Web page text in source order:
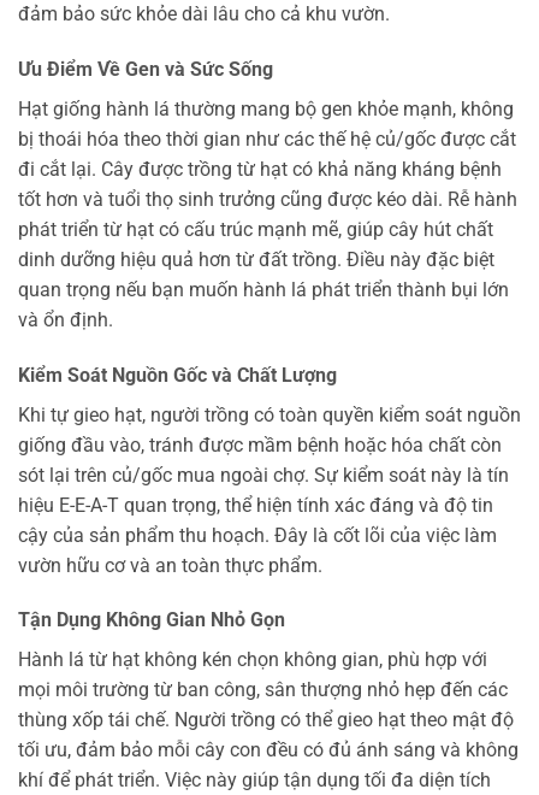
đảm bảo sức khỏe dài lâu cho cả khu vườn.
Ưu Điểm Về Gen và Sức Sống
Hạt giống hành lá thường mang bộ gen khỏe mạnh, không
bị thoái hóa theo thời gian như các thế hệ củ/gốc được cắt
đi cắt lại. Cây được trồng từ hạt có khả năng kháng bệnh
tốt hơn và tuổi thọ sinh trưởng cũng được kéo dài. Rễ hành
phát triển từ hạt có cấu trúc mạnh mẽ, giúp cây hút chất
dinh dưỡng hiệu quả hơn từ đất trồng. Điều này đặc biệt
quan trọng nếu bạn muốn hành lá phát triển thành bụi lớn
và ổn định.
Kiểm Soát Nguồn Gốc và Chất Lượng
Khi tự gieo hạt, người trồng có toàn quyền kiểm soát nguồn
giống đầu vào, tránh được mầm bệnh hoặc hóa chất còn
sót lại trên củ/gốc mua ngoài chợ. Sự kiểm soát này là tín
hiệu E-E-A-T quan trọng, thể hiện tính xác đáng và độ tin
cậy của sản phẩm thu hoạch. Đây là cốt lõi của việc làm
vườn hữu cơ và an toàn thực phẩm.
Tận Dụng Không Gian Nhỏ Gọn
Hành lá từ hạt không kén chọn không gian, phù hợp với
mọi môi trường từ ban công, sân thượng nhỏ hẹp đến các
thùng xốp tái chế. Người trồng có thể gieo hạt theo mật độ
tối ưu, đảm bảo mỗi cây con đều có đủ ánh sáng và không
khí để phát triển. Việc này giúp tận dụng tối đa diện tích